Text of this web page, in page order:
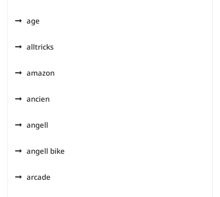
age
alltricks
amazon
ancien
angell
angell bike
arcade